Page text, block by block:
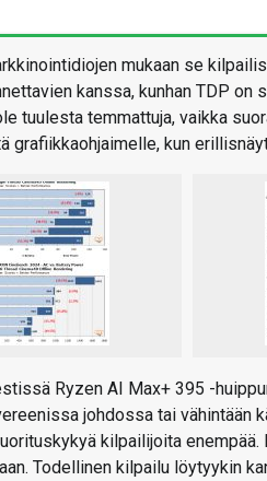
mukaan se
kanssa, kunhan TDP
tuulesta temmattuja, vaikka
grafiikkaohjaimelle, kun
Ryzen AI Max+ 395 -
johdossa tai vähintään
kilpailijoita
Todellinen kilpailu löytyykin